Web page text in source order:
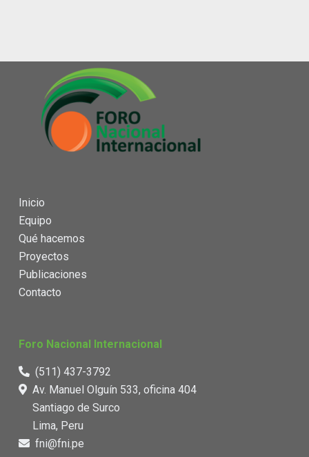
Inicio
Equipo
Qué hacemos
Proyectos
Publicaciones
Contacto
Foro Nacional Internacional
(511) 437-3792
Av. Manuel Olguín 533, oficina 404
Santiago de Surco
Lima, Peru
fni@fni.pe